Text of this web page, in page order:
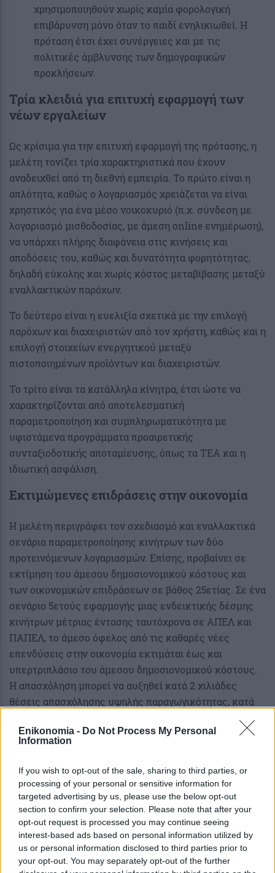
Enikonomia - Do Not Process My Personal
Information
If you wish to opt-out of the sale, sharing to third parties, or
processing of your personal or sensitive information for
targeted advertising by us, please use the below opt-out
section to confirm your selection. Please note that after your
opt-out request is processed you may continue seeing
interest-based ads based on personal information utilized by
us or personal information disclosed to third parties prior to
your opt-out. You may separately opt-out of the further
χρησιμοποιηθούν χωρίς καμία φορολογική
επιβάρυνση μόνο όταν το παιδί ενηλικιωθεί. Η
πρόταση έτσι έχει συνέργειες και με τις
πολιτικές άμβλυνσης των δημογραφικών
προκλήσεων.
Τρία κλειδιά για επιτυχή εφαρμογή των
νέων εργαλείων
Ως κρίσιμα για την επιτυχή εφαρμογή της πρότασης, η
μελέτη τονίζει τρία χαρακτηριστικά που έχουν
αναδειχθεί από τη διεθνή εμπειρία. Το πρώτο είναι η
απλότητα, καθώς ο λογαριασμός χρειάζεται να είναι
χρηστικός για ένα μέσο νοικοκυριό (π.χ. σύνδεση με
λογαριασμό μισθοδοσίας, με άμεση online ενημέρωση),
να υπάρχει πλήρης διαφάνεια στις κινήσεις και
αποδόσεις του, καθώς και δυνατότητα φορητότητας,
δηλαδή εύκολης και χωρίς κόστος μεταβίβασης μεταξύ
εναλλακτικών παρόχων.
Το δεύτερο είναι η ευελιξία σχετικά με την επιλογή
παρόχων και διαχειριστών από τον χρήστη, καθώς και η
επιλογή στοιχείων ενεργητικού μεταξύ
πιστοποιημένων προϊόντων και διαχειριστών.
Το τρίτο είναι τα κατάλληλα κίνητρα, έτσι ώστε να
χαρακτηρίζονται από αποτελεσματική
παραμετροποίηση και συμπληρωματικότητα με
υφιστάμενα προγράμματα προαιρετικής
συνταξιοδοτικής αποταμίευσης, όπως τα ΤΕΑ και η
ιδιωτική ασφάλιση.
Εκτιμώμενες επιδράσεις στην οικονομία
Η μελέτη περιγράφει τον σχεδιασμό και εναλλακτικά
σενάρια παραμετροποίησης κινήτρων των δύο
προτεινόμενων λογαριασμών. Επίσης, προβαίνει σε
εκτίμηση του άμεσου δημοσιονομικού κόστους και
των οικονομικών επιδράσεων σε βάθος 25ετίας. Σε ένα
σενάριο 5ετούς εφαρμογής μιας ενδεικτικής δέσμης
κινήτρων μέτριας έντασης ταυτόχρονα σε ΑΠΕΛ και
ΠΑΠΕΛ, το άμεσο όφελος από τις καθαρές νέες
επενδύσεις στην οικονομία εκτιμάται έως και
υπερτριπλάσιο του άμεσου δημοσιονομικού κόστους.
Η απασχόληση μπορεί να αυξηθεί κατά 2 χιλιάδες
θέσεις απασχόλησης υψηλής παραγωγικότητας, κατά
Σε σενάριο με υψηλότερο κίνητρο, το ετήσιο
να παραμείνει υψηλότερο έως και 0,4 δισεκ. ευρώ
κάθε χρόνο έως το 2040. Κάθε 1 ευρώ δημοσιονομικού
κόστους για την εφαρμογή των κινήτρων μπορεί να
συντελέσει σε μέση ετήσια αύξηση του πραγματικού
εθνικού εισοδήματος κατά έως και 2 ευρώ σε βάθος
5ετίας. Ο συντελεστής απόδοσης από τη χρήση